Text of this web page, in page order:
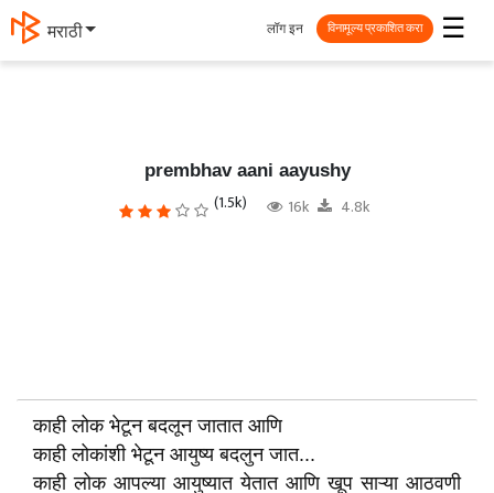
मराठी ☰
लॉग इन विनामूल्य प्रकाशित करा
prembhav aani aayushy
(1.5k) 16k 4.8k
काही लोक भेटून बदलून जातात आणि
काही लोकांशी भेटून आयुष्य बदलुन जात...
काही लोक आपल्या आयुष्यात येतात आणि खूप साऱ्या आठवणी